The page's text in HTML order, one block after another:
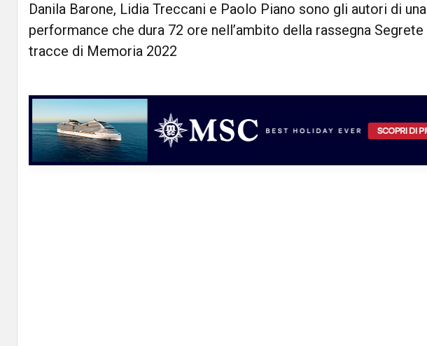
Danila Barone, Lidia Treccani e Paolo Piano sono gli autori di una
performance che dura 72 ore nell’ambito della rassegna Segrete
tracce di Memoria 2022